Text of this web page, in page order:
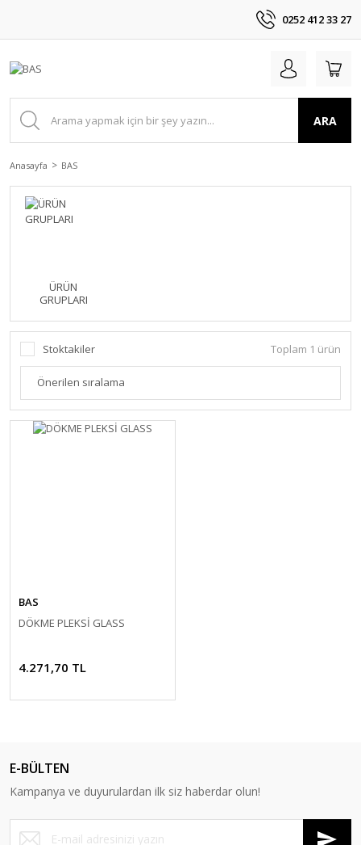
0252 412 33 27
ARA
Anasayfa BAS
ÜRÜN
GRUPLARI
Stoktakiler Toplam 1 ürün
BAS
DÖKME PLEKSİ GLASS
4.271,70 TL
E-BÜLTEN
Kampanya ve duyurulardan ilk siz haberdar olun!